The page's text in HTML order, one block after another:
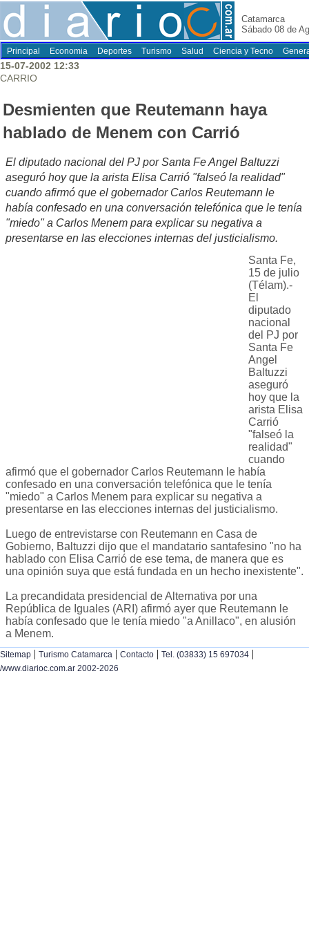
Catamarca
Sábado 08 de
Principal Economia Deportes Turismo Salud Ciencia y Tecno
15-07-2002 12:33
CARRIO
Desmienten que Reutemann haya
hablado de Menem con Carrió
El diputado nacional del PJ por Santa Fe Angel Baltuzzi
aseguró hoy que la arista Elisa Carrió "falseó la realidad"
cuando afirmó que el gobernador Carlos Reutemann le
había confesado en una conversación telefónica que le tenía
"miedo" a Carlos Menem para explicar su negativa a
presentarse en las elecciones internas del justicialismo.
Santa Fe,
15 de julio
(Télam).-
El
diputado
nacional
del PJ por
Santa Fe
Angel
Baltuzzi
aseguró
hoy que la
arista Elisa
Carrió
"falseó la
realidad"
cuando
afirmó que el gobernador Carlos Reutemann le había
confesado en una conversación telefónica que le tenía
"miedo" a Carlos Menem para explicar su negativa a
presentarse en las elecciones internas del justicialismo.
Luego de entrevistarse con Reutemann en Casa de
Gobierno, Baltuzzi dijo que el mandatario santafesino "no ha
hablado con Elisa Carrió de ese tema, de manera que es
una opinión suya que está fundada en un hecho inexistente".
La precandidata presidencial de Alternativa por una
República de Iguales (ARI) afirmó ayer que Reutemann le
había confesado que le tenía miedo "a Anillaco", en alusión
a Menem.
Sitemap | Turismo Catamarca | Contacto | Tel. (03833) 15 697034 |
/www.diarioc.com.ar 2002-2026